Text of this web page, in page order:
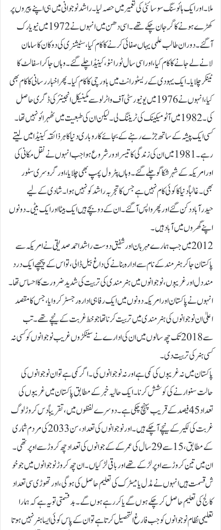
ملا۔ اور ایک ہائوسنگ سوسائٹی کی تعمیر میں حصہ لیا۔ راشد نو جوانی میں ہی اپنے پیروں پر
کھڑے ہونے کا گُر جان چکے تھے۔ اسی دھن میں انہوں نے 1972 میں نیو یارک
آگئے۔ دوران طالب علمی یہاں صفائی کرنے کا کام کیا، سٹیشنری کی دوکان کا سامان
لانے لے جانے کا کام کیا، اوراسی سال ٹورانٹو، کینیڈاچلے گئے۔ وہاں جا کر اسفالٹ کا
ٹینکر چلایا۔ ایک یہودی کے ریسٹورانٹ میں باورچی کا کام کیا۔ پھر اخبا ررسانی کا کام بھی
کیا، انہوں نے 1976 میں یونیورسٹی آف واٹرلو سے مکینیکل انجینئر کی ڈگری حاصل
کی۔ 1982 میں آٹو میکینک کی ٹریننگ لی۔ لیکن ان کی طبعیت میں ٹھہرائو نہیں تھا۔
کسی ایک پیشہ کے ساتھ جڑے رہنے کے بجائے کاروباری دنیا کا ہرذائقہ کینیڈا میں لیتے
رہے۔ 1981 میں ان کی زندگی کا تیسرا دور شروع ہوا جب انہوں نے نقل مکانی کی
اور امریکہ کے شہر شکاگو چلے گئے۔وہاں پٹرول پمپ بھی چلایا، اور گروسری سٹور
بھی۔غالباً دنیا کا کوئی کام نہیں ہے جس کا تجربہ راشد کو نہیں ہوا۔ شادی کے لیے
حیدرآباد دکن گئے اور پھر واپس آ گئے۔ان کے دو بچے ہیں ایک بیٹا اور ایک بیٹی۔ دونوں
اپنے گھروں میں آباد ہیں۔
2012 میں جب ہمارے مہربان اور شفیق دوست راشد احمد صدیقی نے امریکہ سے
پاکستان جا کر ہنر مند کے نام سے ادارہ بنانے کی داغ بیل ڈالی، تو اس کے پیچھے ایک درد
مند دل اور غریبوں،نو جوانوں میں ہنر مندی کی تربیت کی شدید ضرورت کا احساس تھا۔
انہوں نے پاکستان اور امریکہ دونوں میں ایک رفاہی ادارہ رجسٹر کروایا، جس کا مقصد
اعلیٰ ان نوجوانوں کی ہنر مندی میں تربیت کرنا تھا جو خط غربت کے نیچے تھے۔ تب
سے 2018 تک چھ سالوں میں ان کی ادارے نے سینکڑوں غریب نو جوانوں کو کسی نہ
کسی ہنر کی تربیت دی۔
پاکستان میں نہ غریبوں کی کمی ہے اور نہ نوجوانوں کی۔اگر کمی ہے تو ان نوجو انوں کی
حالت سنوارنے کی کوشش کرنا۔ ایک حالیہ خبر کے مطابق پاکستان میں غریبوں کی
تعداد 45فیصد کے قریب پہنچ چکی ہے۔ دوسرے لفظوں میں ، تقریباً دس کروڑ لوگ
غربت کی لکیر کے نیچے آچکے ہیں۔ اور نو جوانوں کی تعداد، سن 2033 کی مردم شماری
کے مطابق، 15سے 29 سال کی عمر کے کے جوانوں کی تعداد چھ کروڑ سے اوپر تھی۔
ان میں تین کروڑ سے اوپر لڑکے تھے اور باقی لڑکیاں۔ان چھ کروڑ نوجوانوں میں جو خو
ش قسمت ہیں انہوں نے مڈل یا میٹرک کی تعلیم حاصل کی ہو گی، اور تھوڑی سی تعداد
کالج کی تعلیم حاصل کر چکے ہوں گے یا کر رہے ہوں گے۔بد قسمتی تو یہ ہے کہ ہمارا
تعلیمی نظام نوجوانوں کو جب فارغ التحصیل کرتا ہے تو ان کے پاس کوئی ایسا ہنر نہیں ہوتا